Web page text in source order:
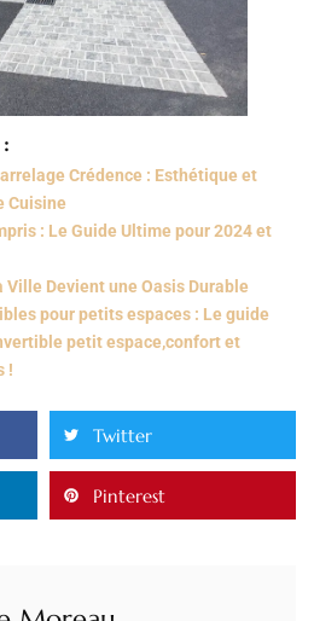
Crédence : Esthétique et
Cuisine
: Le Guide Ultime pour 2024 et
Ville Devient une Oasis Durable
pour petits espaces : Le guide
petit espace,confort et
!
Twitter
Pinterest